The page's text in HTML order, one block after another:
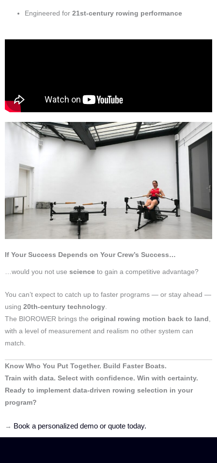
Engineered for21st-century rowing performance
If Your Success Depends on Your Crew’s Success…
…would you not use science to gain a competitive advantage?
You can’t expect to catch up to faster programs — or stay ahead —
using 20th-century technology
The BIOROWER brings the original rowing motion back to land
with a level of measurement and realism no other system can
match.
Know Who You Put Together. Build Faster Boats.
Train with data. Select with confidence. Win with certainty.
Ready to implement data-driven rowing selection in your
program?
→ Book a personalized demo or quote today.